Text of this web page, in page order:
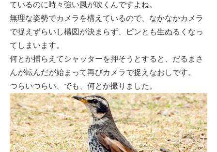
ているのに時々強い風が吹くんですよね。
無理な姿勢でカメラを構えているので、なかなかカメラ
で捉えずらいし構図が決まらず、ピンとも生ぬるくなっ
てしまいます。
何とか捕らえてシャッターを押そうとすると、だるまさ
んが転んだが始まって再びカメラで捉えなおしです。
つらいつらい、でも、何とか撮りました。